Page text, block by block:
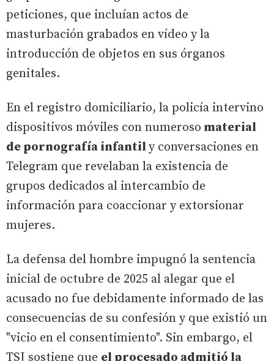
peticiones, que incluían actos de
masturbación grabados en vídeo y la
introducción de objetos en sus órganos
genitales.
En el registro domiciliario, la policía intervino
dispositivos móviles con numeroso material
de pornografía infantil y conversaciones en
Telegram que revelaban la existencia de
grupos dedicados al intercambio de
información para coaccionar y extorsionar
mujeres.
La defensa del hombre impugnó la sentencia
inicial de octubre de 2025 al alegar que el
acusado no fue debidamente informado de las
consecuencias de su confesión y que existió un
"vicio en el consentimiento". Sin embargo, el
TSJ sostiene que el procesado admitió la